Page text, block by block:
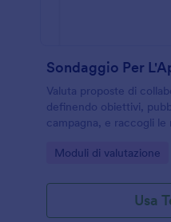
Valuta proposte di
definendo obiettivi,
campagna, e raccogli
marketing e
Go to Category:
Moduli di valutazione
Usa